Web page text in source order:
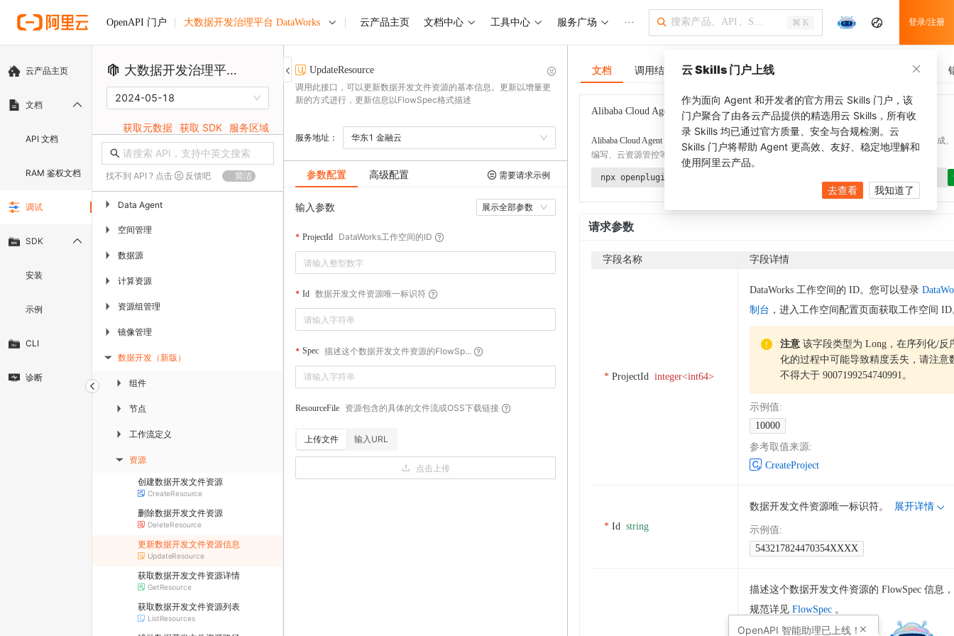
OpenAPI 门户 大数据开发治理平台 DataWorks 云产品主页 文档中心 工具中心 服务广场 ··· ⌘ K 登录/注册
云产品主页
文档
API 文档
RAM 鉴权文档
调试
SDK
安装
示例
CLI
诊断
大数据开发治理平台 DataWorks
2024-05-18
获取元数据 获取 SDK 服务区域
找不到 API ? 点击 反馈吧 简洁
▶ Data Agent
▶ 空间管理
▶ 数据源
▶ 计算资源
▶ 资源组管理
▶ 镜像管理
▶ 数据开发（新版）
▶ 组件
▶ 节点
▶ 工作流定义
▶ 资源
创建数据开发文件资源
CreateResource
删除数据开发文件资源
DeleteResource
更新数据开发文件资源信息
UpdateResource
获取数据开发文件资源详情
GetResource
获取数据开发文件资源列表
ListResources
UpdateResource
调用此接口，可以更新数据开发文件资源的基本信息。更新以增量更
新的方式进行，更新信息以FlowSpec格式描述
服务地址： 华东1 金融云
参数配置 高级配置 需要请求示例
输入参数 展示全部参数
ProjectId DataWorks工作空间的ID
Id 数据开发文件资源唯一标识符
Spec 描述这个数据开发文件资源的FlowSp...
ResourceFile 资源包含的具体的文件流或OSS下载链接
上传文件 输入URL
点击上传
文档 调用结果 SDK 示例 CLI 示例 调用历史
Alibaba Cloud Agent Toolkit 了解更多
Alibaba Cloud Agent Toolkit
提供 Agent 插件、技能、MCP 配置和验证工具，涵盖 SDK 代码生成、
编写、云资源管控等能力。通过 alibabacloud-agent-toolkit-install 技能可快速完成本地配置。
npx openplugin aliyun/alibabacloud-agent-toolkit
请求参数
字段名称 字段详情
ProjectId integer<int64>
DataWorks 工作空间的 ID。您可以登录
制台 ，进入工作空间配置页面获取工作空间 ID
注意 该字段类型为 Long，在序列化/反
化的过程中可能导致精度丢失，请注意
不得大于 9007199254740991。
示例值:
10000
参考取值来源:
CreateProject
Id string
数据开发文件资源唯一标识符。 展开详情
示例值:
543217824470354XXXX
描述这个数据开发文件资源的 FlowSpec 信息
规范详见 FlowSpec 。
示例值
云 Skills 门户上线
作为面向 Agent 和开发者的官方用云 Skills 门户，该
门户聚合了由各云产品提供的精选用云 Skills，所有收
录 Skills 均已通过官方质量、安全与合规检测。云
Skills 门户将帮助 Agent 更高效、友好、稳定地理解和
使用阿里云产品。
去查看 我知道了
OpenAPI 智能助理已上线！